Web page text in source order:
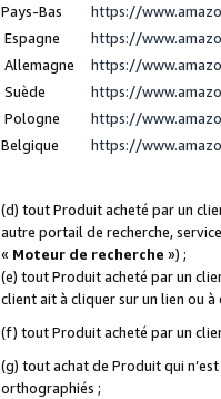
Pays-Bas
https://
Espagne
https://
Allemagne
https://
Suède
https://
Pologne
https://
Belgique
https://
(d) tout Produit acheté par un
autre portail de recherche,
« Moteur de recherche ») ;
(e) tout Produit acheté par un
client ait à cliquer sur un lien ou
(f) tout Produit acheté par un
(g) tout achat de Produit qui
orthographiés ;